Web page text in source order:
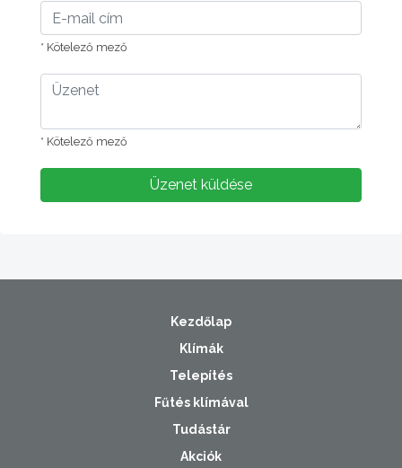
* Kötelező mező
* Kötelező mező
Üzenet küldése
Kezdőlap
Klímák
Telepítés
Fűtés klímával
Tudástár
Akciók